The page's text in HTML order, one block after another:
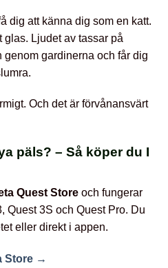
dig att känna dig som en katt.
glas. Ljudet av tassar på
genom gardinerna och får dig
Och det är förvånansvärt
päls? – Så köper du I
Quest Store och fungerar
Quest 3S och Quest Pro. Du
eller direkt i appen.
Store →